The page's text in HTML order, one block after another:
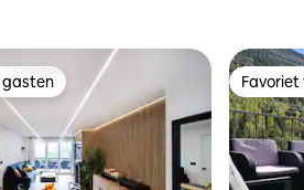
gasten
gasten